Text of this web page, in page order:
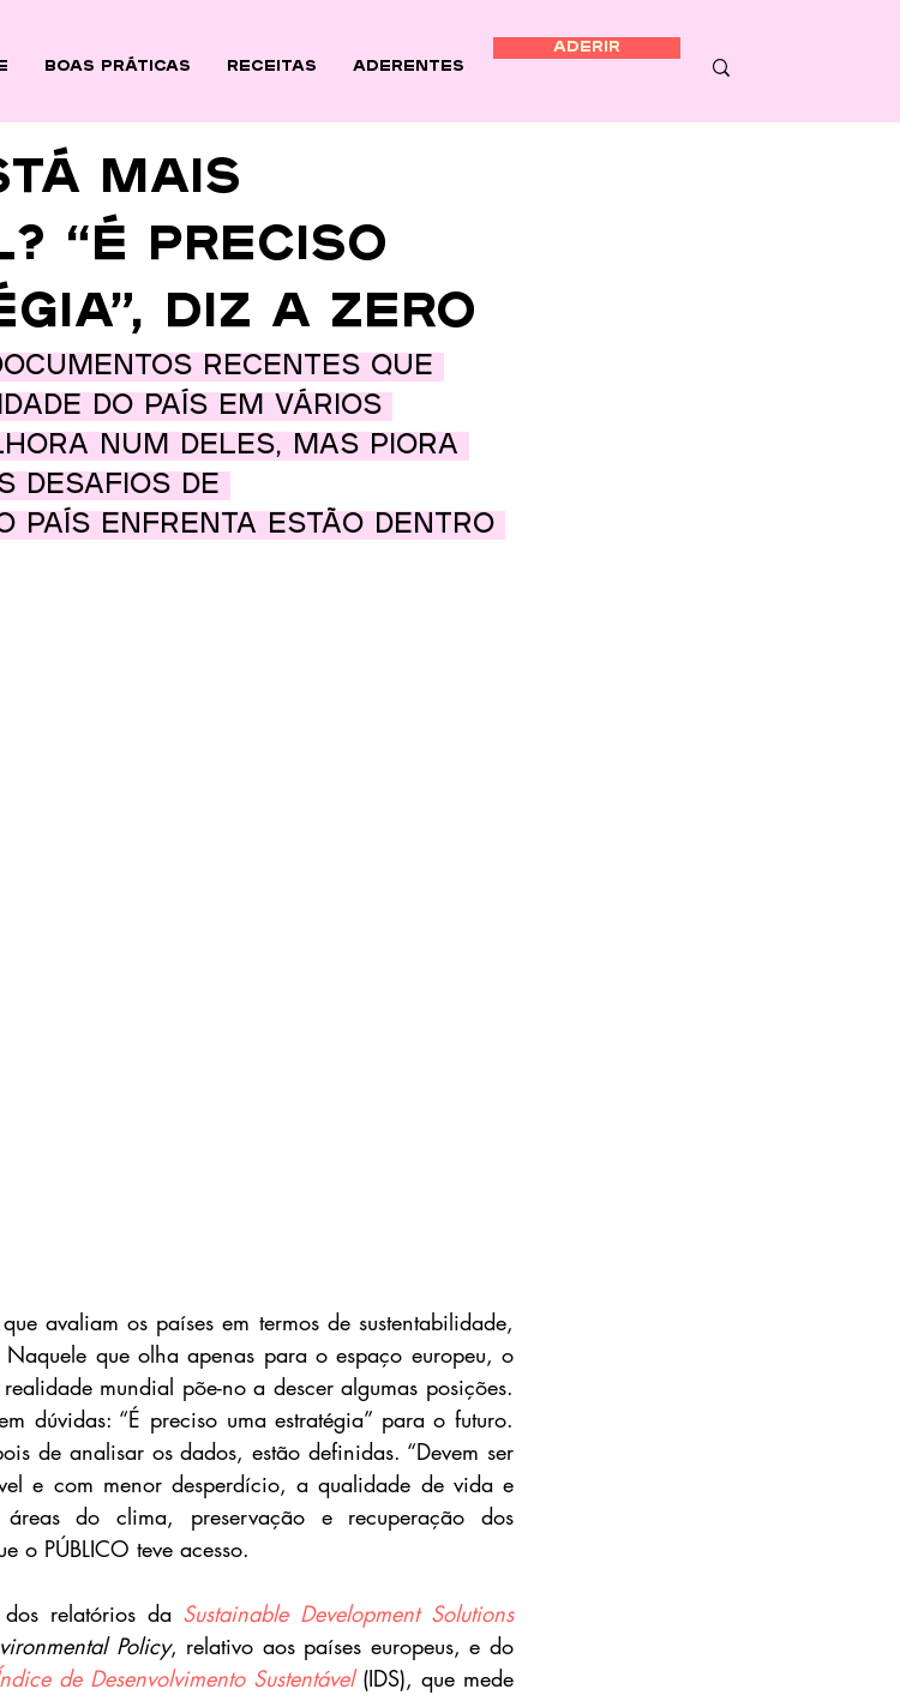
BOAS PRÁTICAS Receitas Aderentes
ADERIR
mais
“É preciso
diz a Zero
recentes que
do país em vários
num deles, mas piora
desafios de
país enfrenta estão dentro
avaliam os países em termos de sustentabilidade,
que olha apenas para o espaço europeu, o
mundial põe-no a descer algumas posições.
dúvidas: “É preciso uma estratégia” para o futuro.
de analisar os dados, estão definidas. “Devem ser
e com menor desperdício, a qualidade de vida e
do clima, preservação e recuperação dos
o PÚBLICO teve acesso.
relatórios da Sustainable Development Solutions
Policy, relativo aos países europeus, e do
de Desenvolvimento Sustentável (IDS), que mede